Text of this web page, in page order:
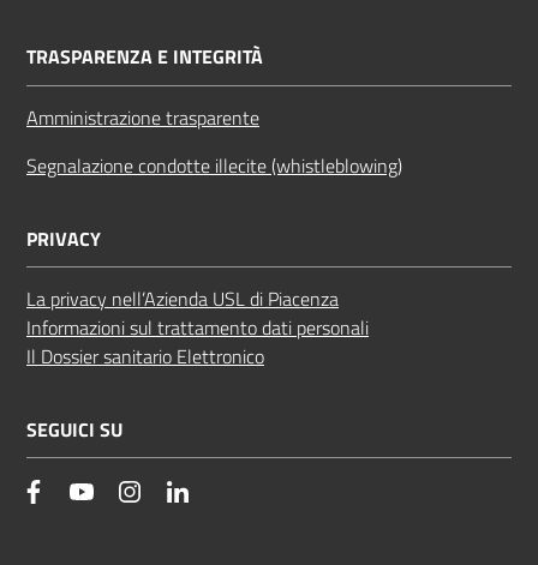
TRASPARENZA E INTEGRITÀ
Amministrazione trasparente
Segnalazione condotte illecite (whistleblowing)
PRIVACY
La privacy nell’Azienda USL di Piacenza
Informazioni sul trattamento dati personali
Il Dossier sanitario Elettronico
SEGUICI SU
facebookYouTube Instagram